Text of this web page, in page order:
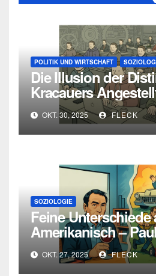
POLITIK UND WIRTSCHAFT
Die Illusion der
Kracauers
falsche
Moderne
OKT. 30, 2025 FLECK
SOZIOLOGIE
Feine Unterschiede
Amerikanisch –
Pierre Bourdieu
Geschmack und
OKT. 27, 2025 FLECK